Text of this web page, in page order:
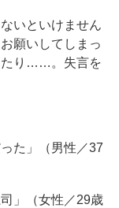
いといけません
願いしてしまっ
たり……。失言を
た」（男性／37
」（女性／29歳